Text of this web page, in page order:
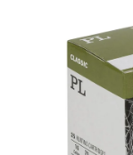
z
5